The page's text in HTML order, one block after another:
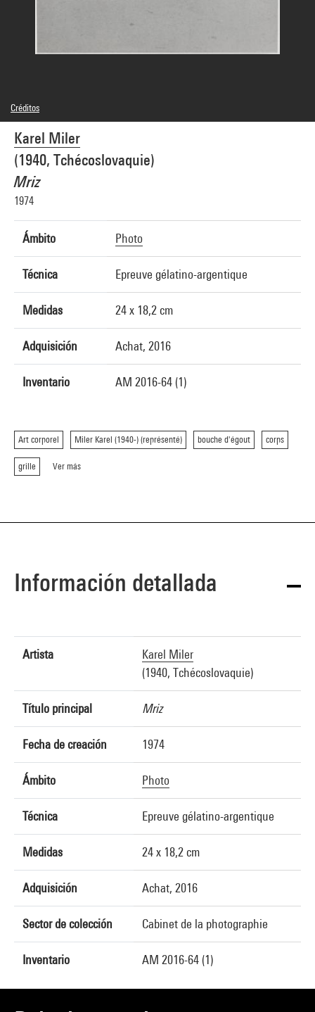
Karel Miler
(1940, Tchécoslovaquie)
Mriz
1974
Ámbito Photo
Técnica Epreuve gélatino-argentique
Medidas 24 x 18,2 cm
Adquisición Achat, 2016
Inventario AM 2016-64 (1)
Art corporel Miler Karel (1940-) (représenté) bouche d'égout corps
grille Ver más
Créditos
© droits réservés
Créditos fotográficos : Centre Pompidou, MNAM-CCI/Philippe Migeat/Dist.
GrandPalaisRmn
Referencia de la imagen : 4N76671
Difusión de la imagen :
Información detallada
Artista
Karel Miler
(1940, Tchécoslovaquie)
Título principal Mriz
Fecha de creación 1974
Ámbito Photo
Técnica Epreuve gélatino-argentique
Medidas 24 x 18,2 cm
Adquisición Achat, 2016
Sector de colección Cabinet de la photographie
Inventario AM 2016-64 (1)